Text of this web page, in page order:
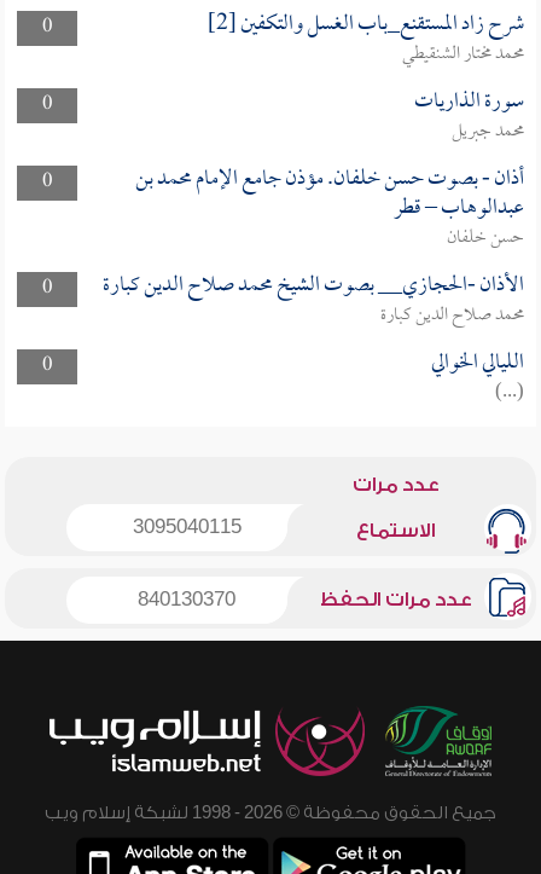
0
شرح زاد المستقنع_باب الغسل والتكفين [2]
محمد مختار الشنقيطي
0
سورة الذاريات
محمد جبريل
0
أذان - بصوت حسن خلفان. مؤذن جامع الإمام محمد بن
عبدالوهاب – قطر
حسن خلفان
0
الأذان -الحجازي__ بصوت الشيخ محمد صلاح الدين كبارة
محمد صلاح الدين كبارة
0
الليالي الخوالي
(...)
عدد مرات
الاستماع 3095040115
عدد مرات الحفظ 840130370
جميع الحقوق محفوظة © 2026 - 1998 لشبكة إسلام ويب